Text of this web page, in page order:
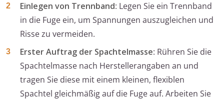
Einlegen von Trennband: Legen Sie ein Trennband
in die Fuge ein, um Spannungen auszugleichen und
Risse zu vermeiden.
Erster Auftrag der Spachtelmasse: Rühren Sie die
Spachtelmasse nach Herstellerangaben an und
tragen Sie diese mit einem kleinen, flexiblen
Spachtel gleichmäßig auf die Fuge auf. Arbeiten Sie